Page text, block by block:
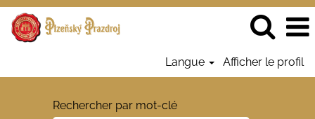
Langue Afficher le profil
Rechercher par mot-clé